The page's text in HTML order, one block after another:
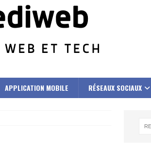
APPLICATION MOBILE RÉSEAUX SOCIAUX